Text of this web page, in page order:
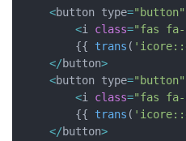
<button type="button"
<i class="fas fa-
{{ trans (
</button>
<button type="button"
<i class="fas fa-
{{ trans (
</button>